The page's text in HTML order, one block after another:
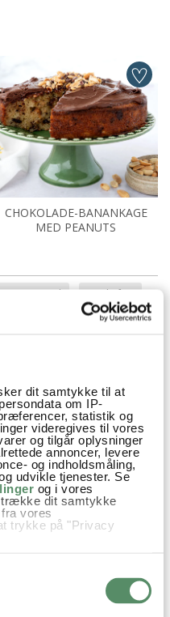
dit samtykke til at
om IP-
statistik og
videregives til vores
og tilgår oplysninger
annoncer, levere
og indholdsmåling,
udvikle tjenester. Se
og i vores
trække dit samtykke
vores
trykke på "Privacy
om din placering,
for få meter
på en scanning af
CHOKOLADE-BANANKAGE
MED PEANUTS
Mormormad Opskrifter
lyst til at sende en sød
herunder.
i kommentarfeltet,
- eller du kan kigge på
'ofte stillede